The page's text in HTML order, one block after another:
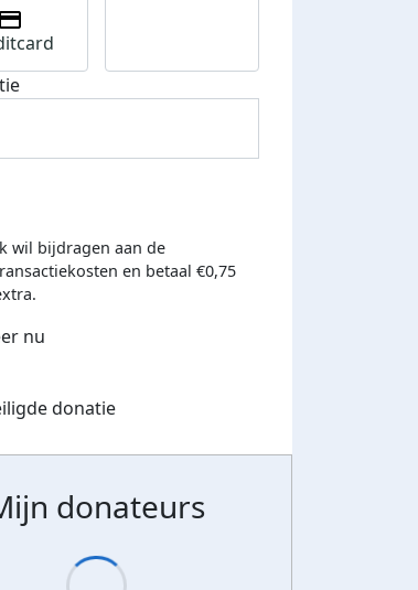
Donateurs bedankt
wil bijdragen aan de
en betaal €0,75
nu
donateurs